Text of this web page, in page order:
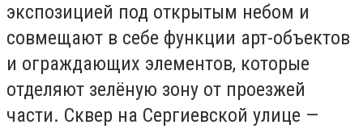
экспозицией под открытым небом и
совмещают в себе функции арт-объектов
и ограждающих элементов, которые
отделяют зелёную зону от проезжей
части. Сквер на Сергиевской улице —